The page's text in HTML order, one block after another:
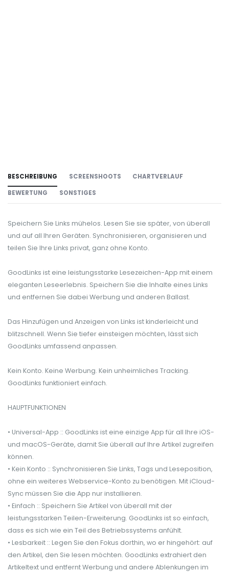
BESCHREIBUNG SCREENSHOOTS CHARTVERLAUF
BEWERTUNG SONSTIGES
Speichern Sie Links mühelos. Lesen Sie sie später, von überall
und auf all Ihren Geräten. Synchronisieren, organisieren und
teilen Sie Ihre Links privat, ganz ohne Konto.
GoodLinks ist eine leistungsstarke Lesezeichen-App mit einem
eleganten Leseerlebnis. Speichern Sie die Inhalte eines Links
und entfernen Sie dabei Werbung und anderen Ballast.
Das Hinzufügen und Anzeigen von Links ist kinderleicht und
blitzschnell. Wenn Sie tiefer einsteigen möchten, lässt sich
GoodLinks umfassend anpassen.
Kein Konto. Keine Werbung. Kein unheimliches Tracking.
GoodLinks funktioniert einfach.
HAUPTFUNKTIONEN
• Universal-App :: GoodLinks ist eine einzige App für all Ihre iOS-
und macOS-Geräte, damit Sie überall auf Ihre Artikel zugreifen
können.
• Kein Konto :: Synchronisieren Sie Links, Tags und Leseposition,
ohne ein weiteres Webservice-Konto zu benötigen. Mit iCloud-
Sync müssen Sie die App nur installieren.
• Einfach :: Speichern Sie Artikel von überall mit der
leistungsstarken Teilen-Erweiterung. GoodLinks ist so einfach,
dass es sich wie ein Teil des Betriebssystems anfühlt.
• Lesbarkeit :: Legen Sie den Fokus dorthin, wo er hingehört: auf
den Artikel, den Sie lesen möchten. GoodLinks extrahiert den
Artikeltext und entfernt Werbung und andere Ablenkungen im